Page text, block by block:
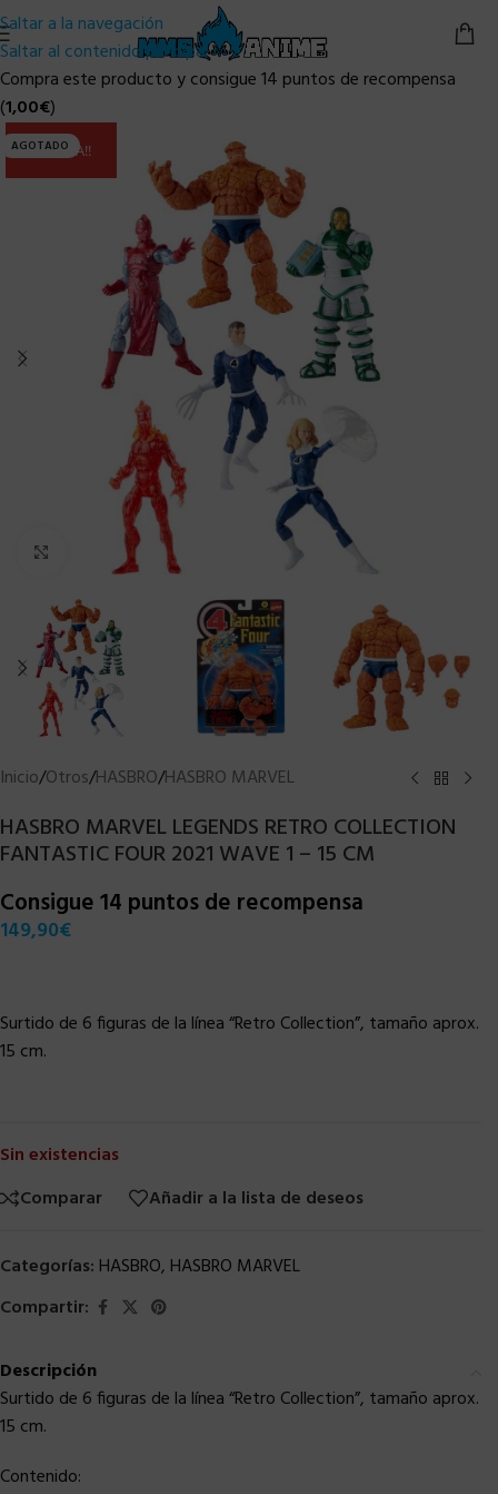
Saltar a la navegación
Saltar al contenido principal
Compra este producto y consigue 14 puntos de recompensa
(1,00€)
AGOTADO
ULTIMA!!
Clic para ampliar
Inicio/Otros/HASBRO/HASBRO MARVEL
HASBRO MARVEL LEGENDS RETRO COLLECTION
FANTASTIC FOUR 2021 WAVE 1 – 15 CM
Consigue 14 puntos de recompensa
149,90€
Surtido de 6 figuras de la línea “Retro Collection”, tamaño aprox.
15 cm.
Sin existencias
Comparar
Añadir a la lista de deseos
Categorías: HASBRO, HASBRO MARVEL
Compartir:
Descripción
Surtido de 6 figuras de la línea “Retro Collection”, tamaño aprox.
15 cm.
Contenido: